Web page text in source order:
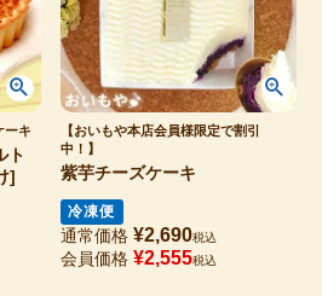
ーキ
ト
]
【おいもや本店会員様限定で割引
中！】
紫芋チーズケーキ
冷凍便
通常価格 ¥2,690税込
会員価格 ¥2,555税込